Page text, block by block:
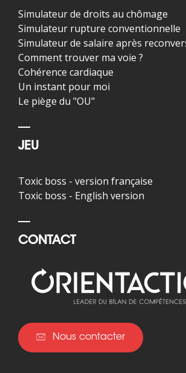
Simulateur de droits au chômage
Simulateur rupture conventionnelle
Simulateur de salaire après
Comment trouver ma voie ?
Cohérence cardiaque
Un instant pour moi
Le piège du "OU"
JEU
Toxic boss - version française
Toxic boss - English version
CONTACT
Nous contacter